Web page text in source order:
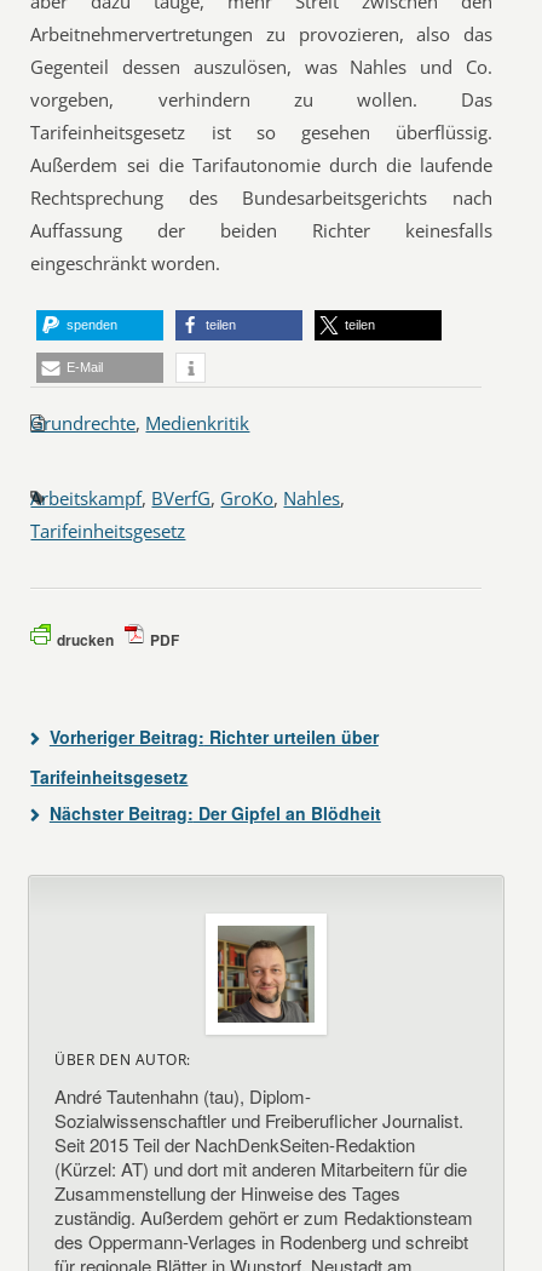
Arbeitnehmervertretungen zu provozieren, also das
Gegenteil dessen auszulösen, was Nahles und Co.
vorgeben, verhindern zu wollen. Das
Tarifeinheitsgesetz ist so gesehen überflüssig.
Außerdem sei die Tarifautonomie durch die laufende
Rechtsprechung des Bundesarbeitsgerichts nach
Auffassung der beiden Richter keinesfalls
eingeschränkt worden.
spenden teilen teilen
E-Mail
Grundrechte, Medienkritik
Arbeitskampf, BVerfG, GroKo, Nahles,
Tarifeinheitsgesetz
drucken PDF
Vorheriger Beitrag: Richter urteilen über
Tarifeinheitsgesetz
Nächster Beitrag: Der Gipfel an Blödheit
ÜBER DEN AUTOR:
André Tautenhahn (tau), Diplom-
Sozialwissenschaftler und Freiberuflicher Journalist.
Seit 2015 Teil der NachDenkSeiten-Redaktion
(Kürzel: AT) und dort mit anderen Mitarbeitern für die
Zusammenstellung der Hinweise des Tages
zuständig. Außerdem gehört er zum Redaktionsteam
des Oppermann-Verlages in Rodenberg und schreibt
für regionale Blätter in Wunstorf, Neustadt am